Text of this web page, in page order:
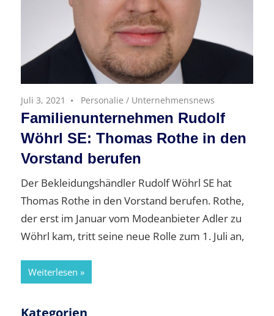
Juli 3, 2021 Personalie / Unternehmensnews
Familienunternehmen Rudolf
Wöhrl SE: Thomas Rothe in den
Vorstand berufen
Der Bekleidungshändler Rudolf Wöhrl SE hat
Thomas Rothe in den Vorstand berufen. Rothe,
der erst im Januar vom Modeanbieter Adler zu
Wöhrl kam, tritt seine neue Rolle zum 1. Juli an,
Weiterlesen
Kategorien